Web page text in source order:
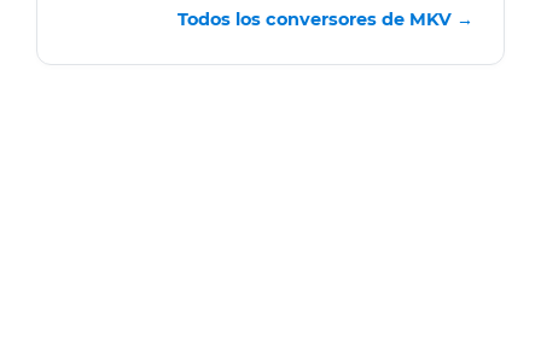
Todos los conversores de MKV →